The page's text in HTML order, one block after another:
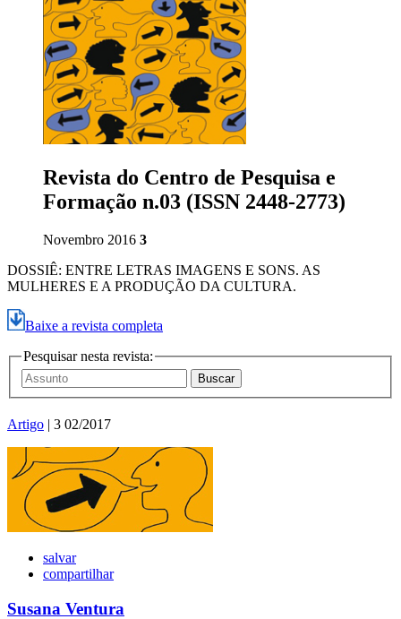
Revista do Centro de Pesquisa e
Formação n.03 (ISSN 2448-2773)
Novembro 2016 3
DOSSIÊ: ENTRE LETRAS IMAGENS E SONS. AS
MULHERES E A PRODUÇÃO DA CULTURA.
Baixe a revista completa
Pesquisar nesta revista:
Artigo | 3 02/2017
salvar
compartilhar
Susana Ventura